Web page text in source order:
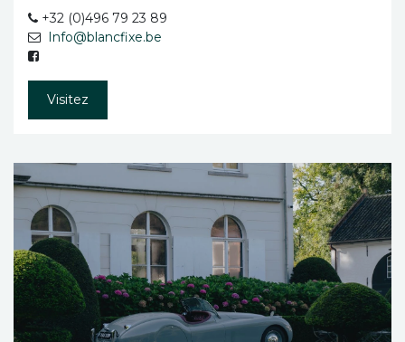
+32 (0)496 79 23 89
Info@blancfixe.be
Visitez